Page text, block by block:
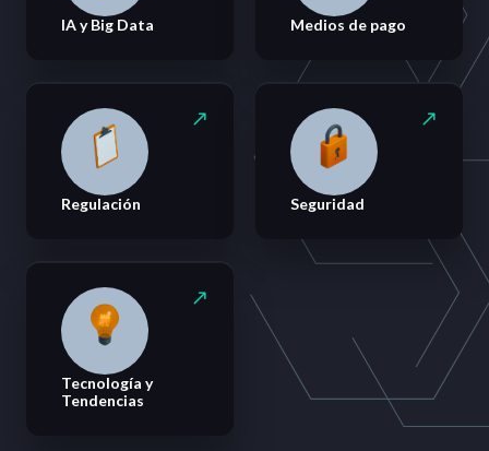
IA y Big Data Medios de pago
Regulación Seguridad
Tecnología y
Tendencias